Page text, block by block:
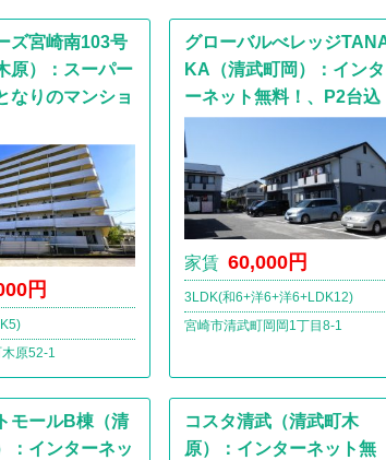
ズ宮崎南103号
原）：スーパー
なりのマンショ
円
原52-1
グローバルべレッジ
KA（清武町岡）：インタ
ーネット無料！、P2台込
家賃 60,000円
3LDK(和6+洋6+洋6+LDK12)
宮崎市清武町岡岡1丁目8-1
モールB棟（清
：インターネッ
コスタ清武（清武町木
原）：インターネット無